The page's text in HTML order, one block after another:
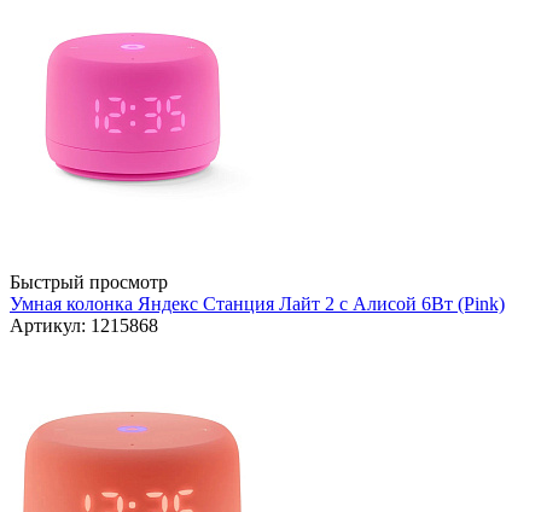
Быстрый просмотр
Умная колонка Яндекс Станция Лайт 2 с Алисой 6Вт (Pink)
Артикул: 1215868